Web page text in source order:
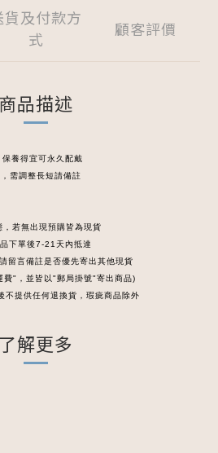
貨及付款方
式
顧客評價
商品描述
養得宜可永久配戴
需調整長短請備註
若無出現預購皆為現貨
下單後7-21天內抵達
留言備註是否優先寄出其他現貨
費"，並皆以"郵局掛號"寄出商品)
不提供任何退換貨，瑕疵商品除外
了解更多